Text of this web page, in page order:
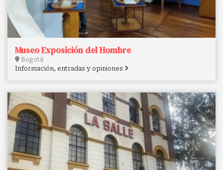
Museo Exposición del Hombre
Bogotá
Información, entradas y opiniones